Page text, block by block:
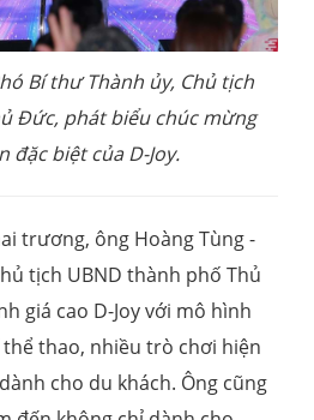
Bí thư Thành ủy, Chủ tịch
Đức, phát biểu chúc mừng
đặc biệt của D-Joy.
trương, ông Hoàng Tùng -
tịch UBND thành phố Thủ
giá cao D-Joy với mô hình
thao, nhiều trò chơi hiện
cho du khách. Ông cũng